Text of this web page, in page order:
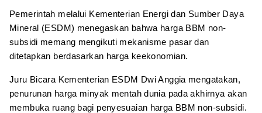
Pemerintah melalui Kementerian Energi dan Sumber Daya
Mineral (ESDM) menegaskan bahwa harga BBM non-
subsidi memang mengikuti mekanisme pasar dan
ditetapkan berdasarkan harga keekonomian.
Juru Bicara Kementerian ESDM Dwi Anggia mengatakan,
penurunan harga minyak mentah dunia pada akhirnya akan
membuka ruang bagi penyesuaian harga BBM non-subsidi.